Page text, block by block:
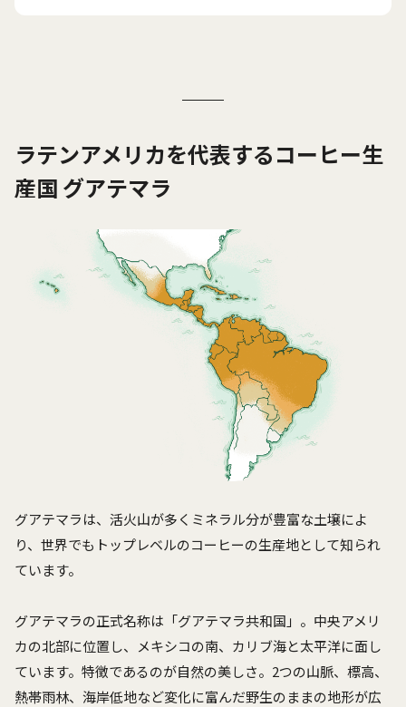
ラテンアメリカを代表するコーヒー生
産国 グアテマラ
グアテマラは、活火山が多くミネラル分が豊富な土壌によ
り、世界でもトップレベルのコーヒーの生産地として知られ
ています。
グアテマラの正式名称は「グアテマラ共和国」。中央アメリ
カの北部に位置し、メキシコの南、カリブ海と太平洋に面し
ています。特徴であるのが自然の美しさ。2つの山脈、標高、
熱帯雨林、海岸低地など変化に富んだ野生のままの地形が広